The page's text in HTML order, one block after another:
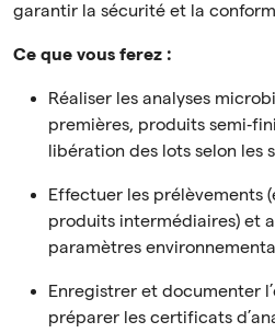
garantir la sécurité et la
Ce que vous ferez :
Réaliser les analyses
premières, produits
libération des lots selon les
Effectuer les prélèvements
produits intermédiaires) et
paramètres
Enregistrer et documenter
préparer les certificats